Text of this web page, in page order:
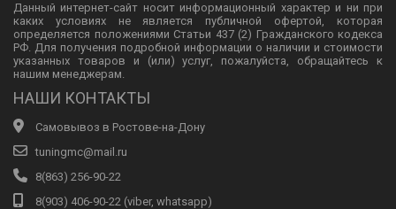
Данный интернет-сайт носит информационный характер и ни при
каких условиях не является публичной офертой, которая
определяется положениями Статьи 437 (2) Гражданского кодекса
РФ. Для получения подробной информации о наличии и стоимости
указанных товаров и (или) услуг, пожалуйста, обращайтесь к
нашим менеджерам.
НАШИ КОНТАКТЫ
Самовывоз в Ростове-на-Дону
tuningmc@mail.ru
8(863) 256-90-22
8(903) 406-90-22 (viber, whatsapp)